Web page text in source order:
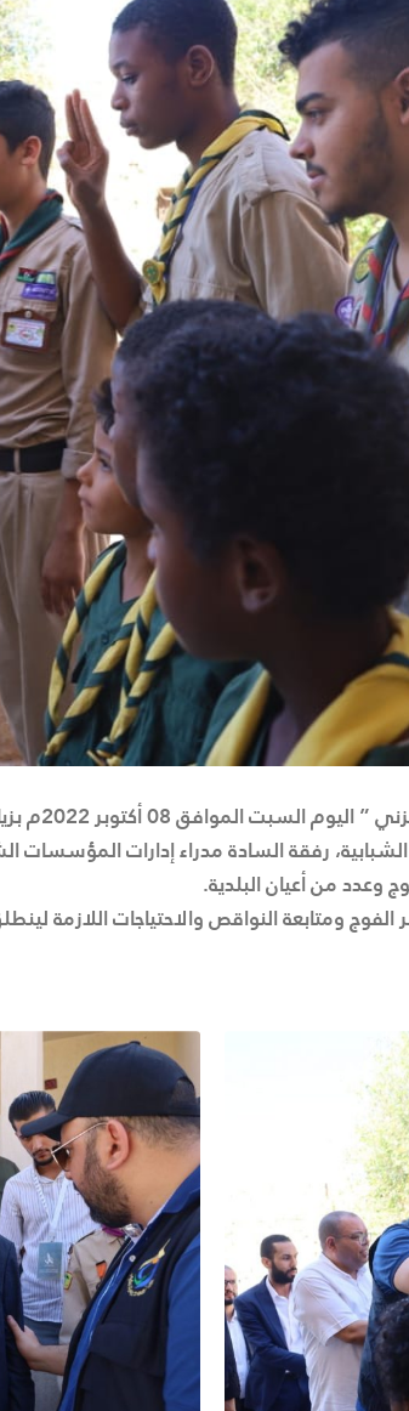
قام
الشبابية، رفقة السادة مدراء إدارات
من أعيان البلدية.
الفوج ومتابعة النواقص والاحتياجات